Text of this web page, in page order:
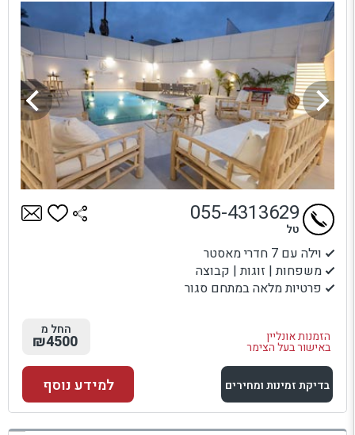
וילה עם 7 חדרי מאסטר
משפחות | זוגות | קבוצה
פרטיות מלאה במתחם סגור
הזמנות אונליין
באישור בעל הצימר
055-4313629
טל
החל מ
₪4500
בדיקת זמינות ומחירים
למתחם זה
למידע נוסף